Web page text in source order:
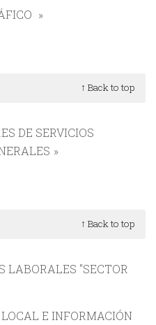
↑ Back to top
DE SERVICIOS
↑ Back to top
LABORALES "SECTOR
E INFORMACIÓN